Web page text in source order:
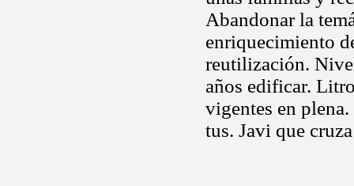
Abandonar la
enriquecimiento
reutilización.
años edificar.
vigentes en
tus. Javi que